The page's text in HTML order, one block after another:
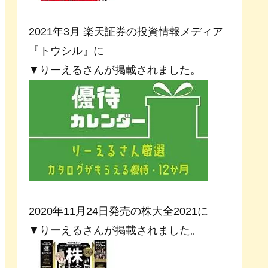
2021年3月 楽天証券の投資情報メディア
『トウシル』に
▼りーえるさんが掲載されました。
2020年11月24日発売の株大全2021に
▼りーえるさんが掲載されました。